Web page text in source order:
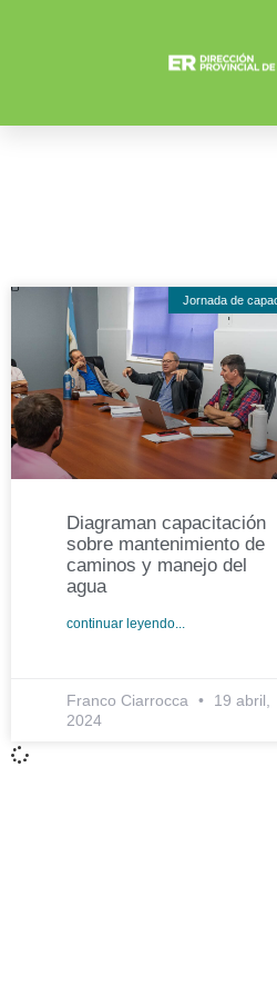
Jornada de
Diagraman capacitación
sobre mantenimiento de
caminos y manejo del
agua
continuar leyendo...
Franco Ciarrocca
19 abril,
2024